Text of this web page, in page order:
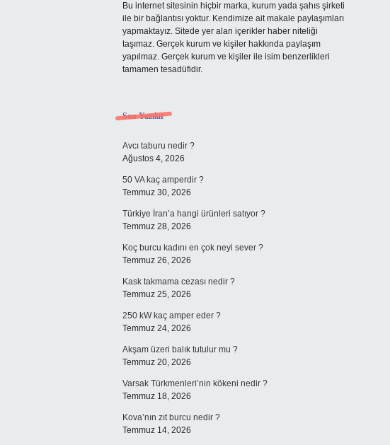
Bu internet sitesinin hiçbir marka, kurum yada şahıs şirketi
ile bir bağlantısı yoktur. Kendimize ait makale paylaşımları
yapmaktayız. Sitede yer alan içerikler haber niteliği
taşımaz. Gerçek kurum ve kişiler hakkında paylaşım
yapılmaz. Gerçek kurum ve kişiler ile isim benzerlikleri
tamamen tesadüfidir.
Son Yazılar
Avcı taburu nedir ?
Ağustos 4, 2026
50 VA kaç amperdir ?
Temmuz 30, 2026
Türkiye İran’a hangi ürünleri satıyor ?
Temmuz 28, 2026
Koç burcu kadını en çok neyi sever ?
Temmuz 26, 2026
Kask takmama cezası nedir ?
Temmuz 25, 2026
250 kW kaç amper eder ?
Temmuz 24, 2026
Akşam üzeri balık tutulur mu ?
Temmuz 20, 2026
Varsak Türkmenleri’nin kökeni nedir ?
Temmuz 18, 2026
Kova’nın zıt burcu nedir ?
Temmuz 14, 2026